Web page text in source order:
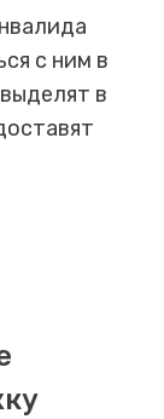
с ним в
в